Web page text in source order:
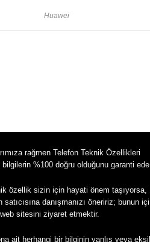
Huawei
rağmen Telefon Teknik Özellikleri
%100 doğru olduğunu garanti
özellik sizin için hayati önem taşıyorsa,
danışmanızı öneririz; bunun
sitesini ziyaret etmektir.
ait herhangi bir bilginin yanlış veya